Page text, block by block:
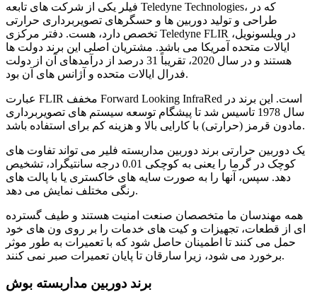
فیلر یکی از شرکت های تابعه Teledyne Technologies، که در
طراحی و تولید دوربین ها و حسگرهای تصویربرداری حرارتی
تخصص دارد، هست. دفتر مرکزی Teledyne FLIR در ویلسونویل،
ایالات متحده آمریکا می باشد. مشتریان اصلی این برند دولت ها
هستند و در سال 2020، تقریباً 31 درصد از درآمدهای آن از دولت
فدرال ایالات متحده و آژانس های آن بود.
عبارت FLIR مخفف Forward Looking InfraRed است. این برند در
سال 1978 تاسیس شد تا پیشگام توسعه سیستم های تصویربرداری
مادون قرمز (حرارتی) با کارایی بالا و هزینه کم برای استفاده باشد.
یک دوربین حرارتی برند دوربین مداربسته فلیر می تواند تفاوت های
کوچک در گرما را یعنی به کوچکی 0.01 درجه سانتیگراد، تشخیص
دهد. سپس، آنها را به صورت سایه های خاکستری یا با پالت های
رنگی مختلف نمایش می دهد.
همه مهندسان ما متخصصان صنعت امنیت هستند و طیف گسترده
ای از قطعات، تجهیزات و کیت های خدمات را بر روی ون های خود
حمل می کنند تا اطمینان حاصل شود که با تعمیرات به طور موثر
برخورد می شود، زیرا سارقان تا پایان تعمیرات صبر نمی کنند.
برند دوربین مداربسته بوش